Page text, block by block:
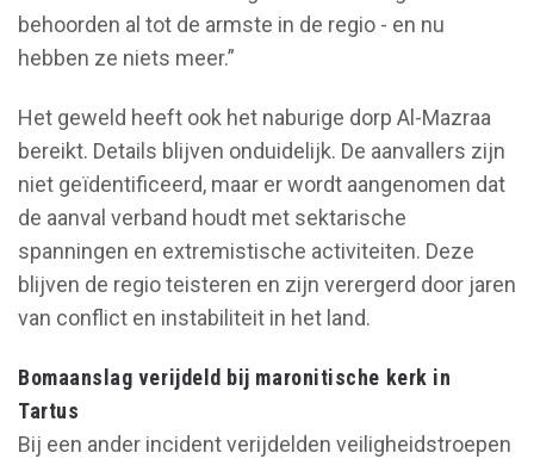
behoorden al tot de armste in de regio - en nu
hebben ze niets meer.”
Het geweld heeft ook het naburige dorp Al-Mazraa
bereikt. Details blijven onduidelijk. De aanvallers zijn
niet geïdentificeerd, maar er wordt aangenomen dat
de aanval verband houdt met sektarische
spanningen en extremistische activiteiten. Deze
blijven de regio teisteren en zijn verergerd door jaren
van conflict en instabiliteit in het land.
Bomaanslag verijdeld bij maronitische kerk in
Tartus
Bij een ander incident verijdelden veiligheidstroepen